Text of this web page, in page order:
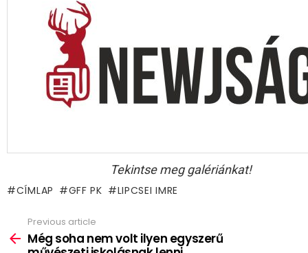
Tekintse meg galériánkat!
CÍMLAP GFF PK LIPCSEI IMRE
more
Previous article
Még soha nem volt ilyen egyszerű